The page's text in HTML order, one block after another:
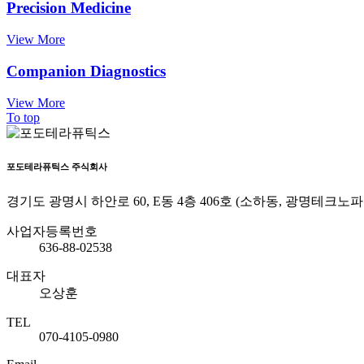
Precision Medicine
View More
Companion Diagnostics
View More
To top
포도테라퓨틱스 주식회사
경기도 광명시 하안로 60, E동 4층 406호 (소하동, 광명테크노
사업자등록번호
636-88-02538
대표자
오상훈
TEL
070-4105-0980